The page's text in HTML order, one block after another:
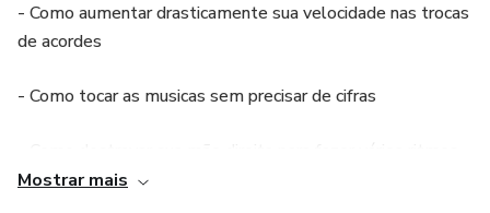
- Como aumentar drasticamente sua velocidade nas trocas
de acordes
- Como tocar as musicas sem precisar de cifras
Mostrar mais